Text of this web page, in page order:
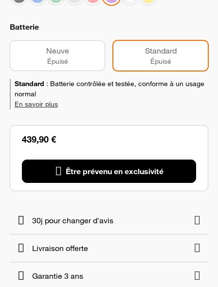
439,90 €
Être prévenu en exclusivité
Batterie
Neuve
Épuisé
Standard
Épuisé
Standard : Batterie contrôlée et testée, conforme à un usage
normal
En savoir plus
30j pour changer d'avis
Livraison offerte
Garantie 3 ans